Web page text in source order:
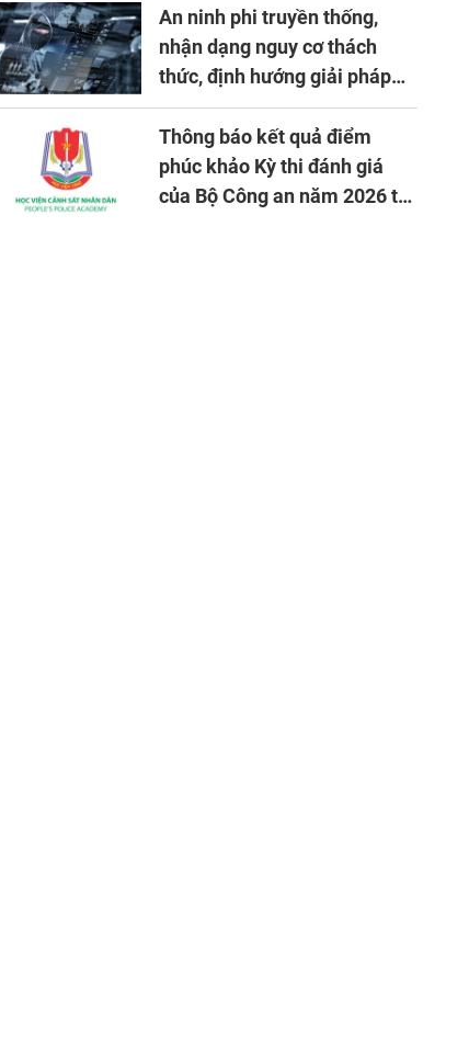
An ninh phi truyền thống,
nhận dạng nguy cơ thách
thức, định hướng giải pháp
đảm bảo an ninh quốc gia
trong tình hình hiện nay
Thông báo kết quả điểm
phúc khảo Kỳ thi đánh giá
của Bộ Công an năm 2026 tại